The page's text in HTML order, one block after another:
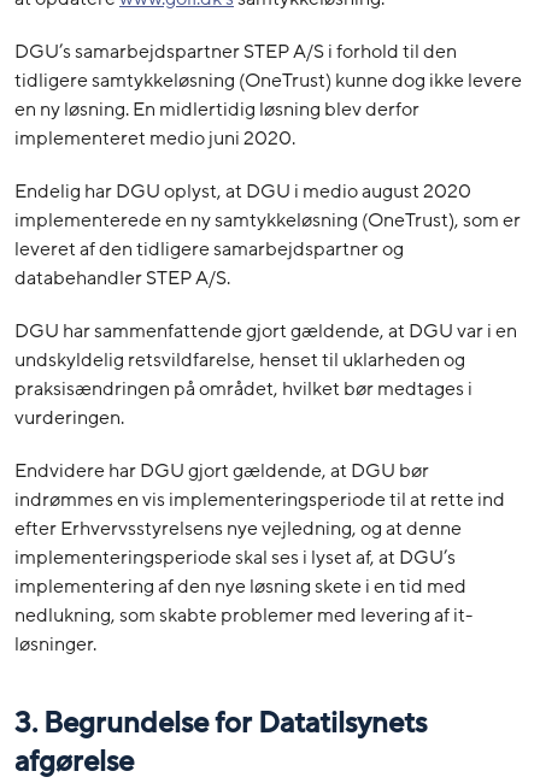
DGU’s samarbejdspartner STEP A/S i forhold til den
tidligere samtykkeløsning (OneTrust) kunne dog ikke levere
en ny løsning. En midlertidig løsning blev derfor
implementeret medio juni 2020.
Endelig har DGU oplyst, at DGU i medio august 2020
implementerede en ny samtykkeløsning (OneTrust), som er
leveret af den tidligere samarbejdspartner og
databehandler STEP A/S.
DGU har sammenfattende gjort gældende, at DGU var i en
undskyldelig retsvildfarelse, henset til uklarheden og
praksisændringen på området, hvilket bør medtages i
vurderingen.
Endvidere har DGU gjort gældende, at DGU bør
indrømmes en vis implementeringsperiode til at rette ind
efter Erhvervsstyrelsens nye vejledning, og at denne
implementeringsperiode skal ses i lyset af, at DGU’s
implementering af den nye løsning skete i en tid med
nedlukning, som skabte problemer med levering af it-
løsninger.
3. Begrundelse for Datatilsynets
afgørelse